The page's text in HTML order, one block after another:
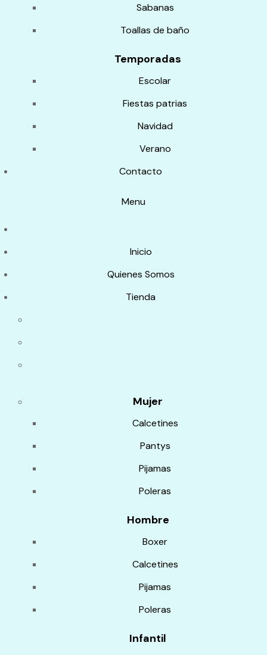
Sabanas
Toallas de baño
Temporadas
Escolar
Fiestas patrias
Navidad
Verano
Contacto
Menu
Inicio
Quienes Somos
Tienda
Mujer
Calcetines
Pantys
Pijamas
Poleras
Hombre
Boxer
Calcetines
Pijamas
Poleras
Infantil